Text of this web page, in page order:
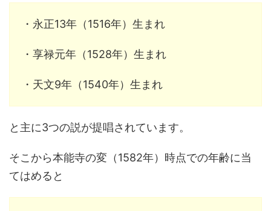
・永正13年（1516年）生まれ
・享禄元年（1528年）生まれ
・天文9年（1540年）生まれ
と主に3つの説が提唱されています。
そこから本能寺の変（1582年）時点での年齢に当
てはめると